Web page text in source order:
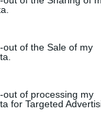
out of the Sale of my
out of processing my
for Targeted
μέσω της ΕΑΕ 2026
και
φυσικού αερίου